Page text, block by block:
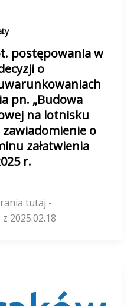
postępowania w
o
pn. „Budowa
na lotnisku
zawiadomienie o
załatwienia
r.
tutaj -
2025.02.18